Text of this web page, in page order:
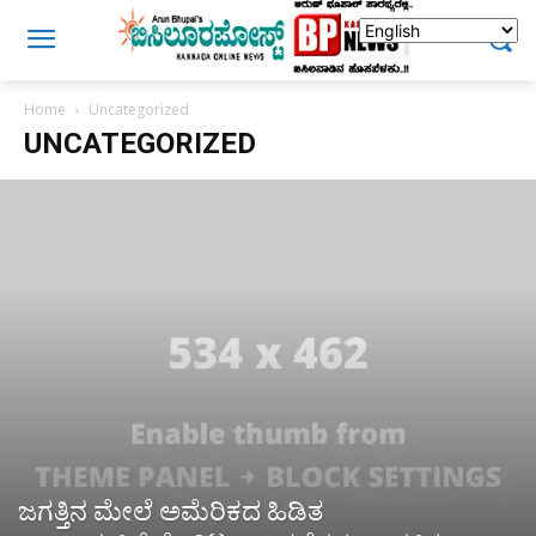
Home Uncategorized
UNCATEGORIZED
ಜಗತ್ತಿನ ಮೇಲೆ ಅಮೆರಿಕದ ಹಿಡಿತ